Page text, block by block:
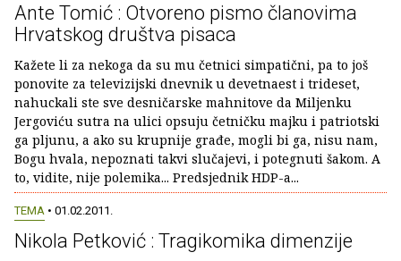
Ante Tomić : Otvoreno pismo članovima
Hrvatskog društva pisaca
Kažete li za nekoga da su mu četnici simpatični, pa to još
ponovite za televizijski dnevnik u devetnaest i trideset,
nahuckali ste sve desničarske mahnitove da Miljenku
Jergoviću sutra na ulici opsuju četničku majku i patriotski
ga pljunu, a ako su krupnije građe, mogli bi ga, nisu nam,
Bogu hvala, nepoznati takvi slučajevi, i potegnuti šakom. A
to, vidite, nije polemika... Predsjednik HDP-a...
TEMA • 01.02.2011.
Nikola Petković : Tragikomika dimenzije